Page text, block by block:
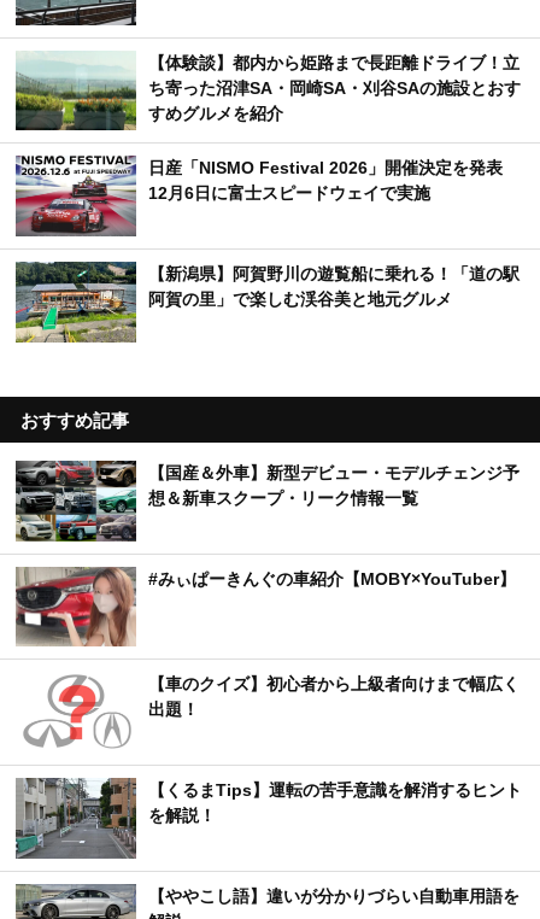
【体験談】都内から姫路まで長距離ドライブ！立
ち寄った沼津SA・岡崎SA・刈谷SAの施設とおす
すめグルメを紹介
日産「NISMO Festival 2026」開催決定を発表
12月6日に富士スピードウェイで実施
【新潟県】阿賀野川の遊覧船に乗れる！「道の駅
阿賀の里」で楽しむ渓谷美と地元グルメ
おすすめ記事
【国産＆外車】新型デビュー・モデルチェンジ予
想＆新車スクープ・リーク情報一覧
#みぃぱーきんぐの車紹介【MOBY×YouTuber】
【車のクイズ】初心者から上級者向けまで幅広く
出題！
【くるまTips】運転の苦手意識を解消するヒント
を解説！
【ややこし語】違いが分かりづらい自動車用語を